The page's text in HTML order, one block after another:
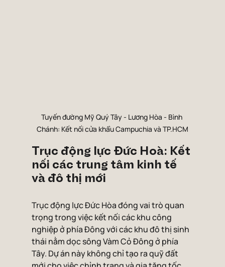
Tuyến đường Mỹ Quý Tây - Lương Hòa - Bình
Chánh: Kết nối cửa khẩu Campuchia và TP.HCM
Trục động lực Đức Hoà: Kết
nối các trung tâm kinh tế
và đô thị mới
Trục động lực Đức Hòa đóng vai trò quan
trọng trong việc kết nối các khu công
nghiệp ở phía Đông với các khu đô thị sinh
thái nằm dọc sông Vàm Cỏ Đông ở phía
Tây. Dự án này không chỉ tạo ra quỹ đất